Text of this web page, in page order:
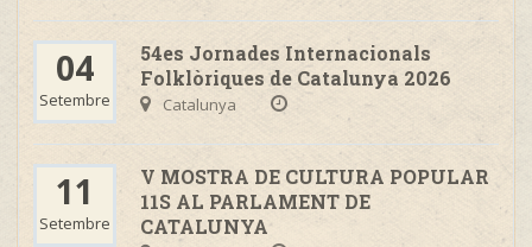
04
Setembre
54es Jornades Internacionals
Folklòriques de Catalunya 2026
Catalunya
11
Setembre
V MOSTRA DE CULTURA POPULAR
11S AL PARLAMENT DE
CATALUNYA